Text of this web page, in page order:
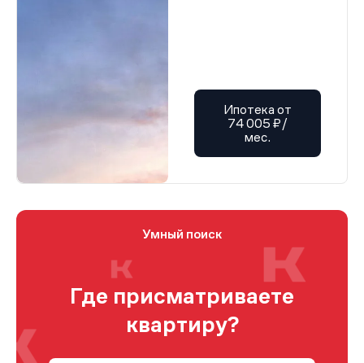
Ипотека от
74 005 ₽/
мес.
Умный поиск
Где присматриваете
квартиру?